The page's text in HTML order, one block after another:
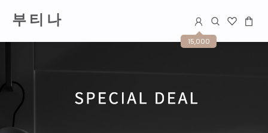
부 티 나
15,000